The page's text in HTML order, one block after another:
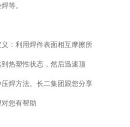
等。
：利用焊件表面相互摩擦所
热塑性状态，然后迅速顶
焊方法。长二集团跟您分享
您有帮助